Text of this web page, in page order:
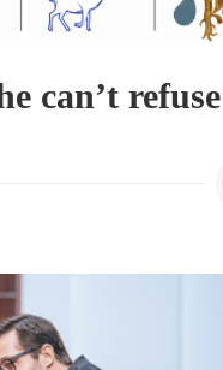
can’t refuse